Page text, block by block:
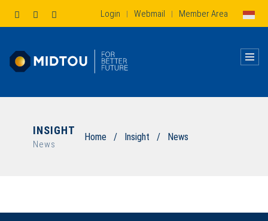
Login | Webmail | Member Area
INSIGHT
News
Home / Insight / News